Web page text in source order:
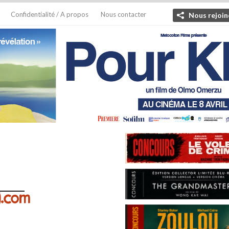
Confidentialité / A propos Nous contacter Nous